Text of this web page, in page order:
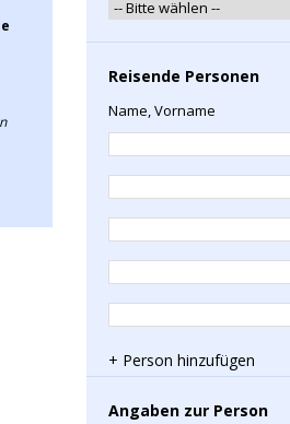
Reisende Personen
Name, Vorname
+ Person hinzufügen
Angaben zur Person